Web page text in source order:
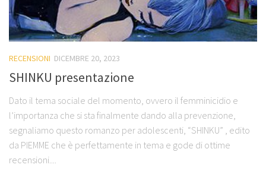
RECENSIONI DICEMBRE 20, 2023
SHINKU presentazione
Dato il tema sociale del momento, ovvero il femminicidio e
l’importanza che si sta finalmente dando alla prevenzione,
segnaliamo questo romanzo per adolescenti, “SHINKU” , edito
da PIEMME che è perfettamente in tema e gode di ottime
recensioni....